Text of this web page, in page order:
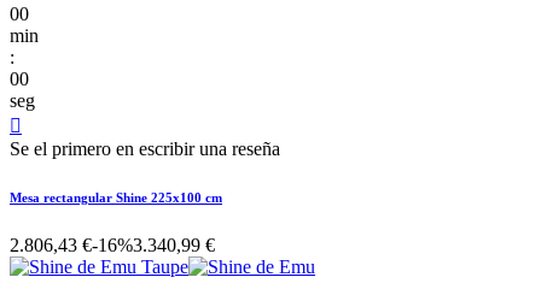
00
min
:
00
seg

Se el primero en escribir una reseña
Mesa rectangular Shine 225x100 cm
2.806,43 €-16%3.340,99 €